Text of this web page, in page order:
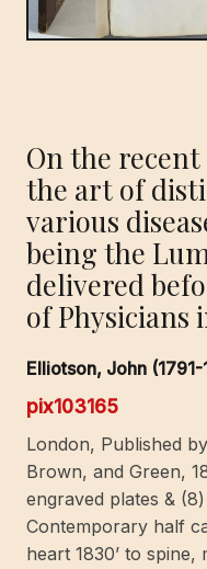
On the
the art of
various
being the
delivered
of Physicians
Elliotson, John
pix103165
London, Published
Brown, and Green,
engraved plates &
Contemporary half
heart 1830’ to